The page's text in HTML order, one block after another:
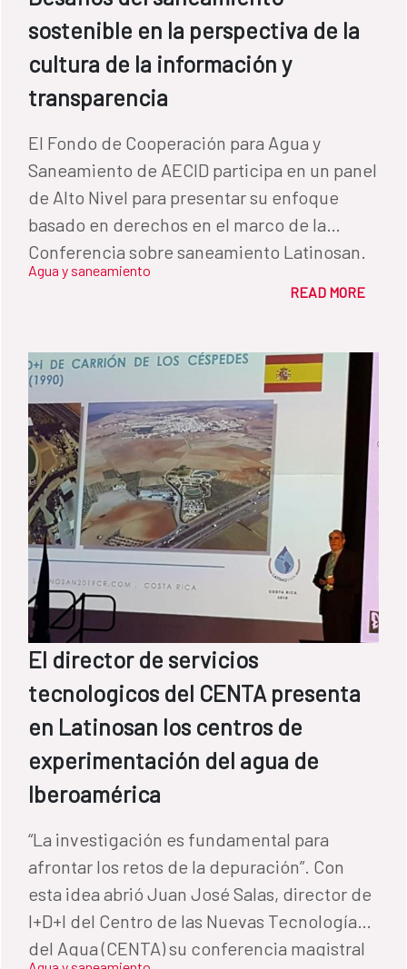
sostenible en la perspectiva de la
cultura de la información y
transparencia
El Fondo de Cooperación para Agua y
Saneamiento de AECID participa en un panel
de Alto Nivel para presentar su enfoque
basado en derechos en el marco de la
Conferencia sobre saneamiento Latinosan.
Agua y saneamiento
READ MORE
El director de servicios
tecnologicos del CENTA presenta
en Latinosan los centros de
experimentación del agua de
Iberoamérica
“La investigación es fundamental para
afrontar los retos de la depuración”. Con
esta idea abrió Juan José Salas, director de
I+D+I del Centro de las Nuevas Tecnologías
del Agua (CENTA) su conferencia magistral